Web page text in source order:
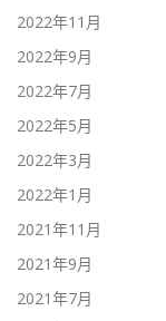
2022年11月
2022年9月
2022年7月
2022年5月
2022年3月
2022年1月
2021年11月
2021年9月
2021年7月